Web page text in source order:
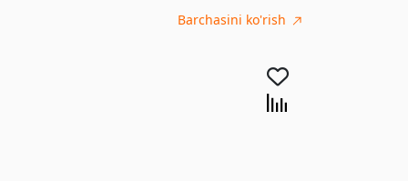
Barchasini ko'rish